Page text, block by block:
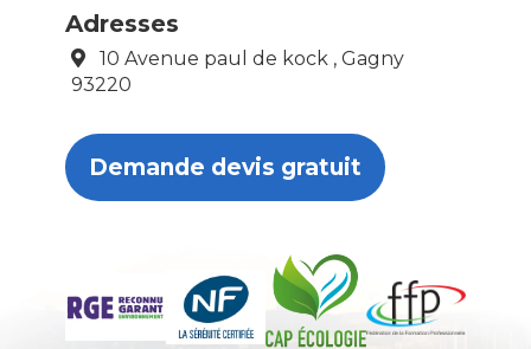
Adresses
10 Avenue paul de kock , Gagny
93220
Demande devis gratuit